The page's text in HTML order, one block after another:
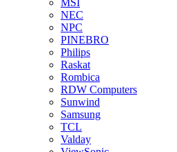
MSI
NEC
NPC
PINEBRO
Philips
Raskat
Rombica
RDW Computers
Sunwind
Samsung
TCL
Valday